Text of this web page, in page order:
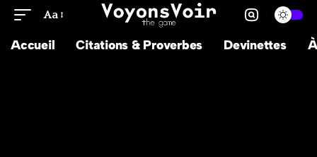
Aa
Accueil Citations & Proverbes Devinettes